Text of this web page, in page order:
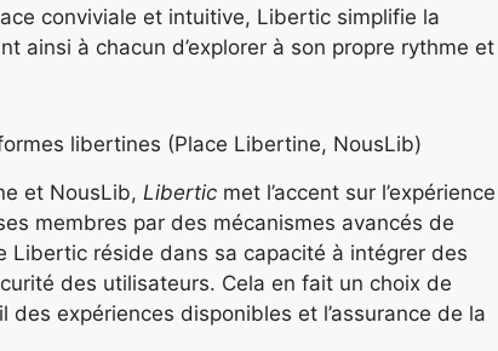
conviviale et intuitive, Libertic simplifie la
ainsi à chacun d’explorer à son propre rythme et
libertines (Place Libertine, NousLib)
et NousLib, Libertic met l’accent sur l’expérience
membres par des mécanismes avancés de
Libertic réside dans sa capacité à intégrer des
des utilisateurs. Cela en fait un choix de
des expériences disponibles et l’assurance de la